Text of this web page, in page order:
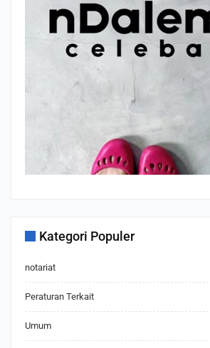
Kategori Populer
notariat
Peraturan Terkait
Umum